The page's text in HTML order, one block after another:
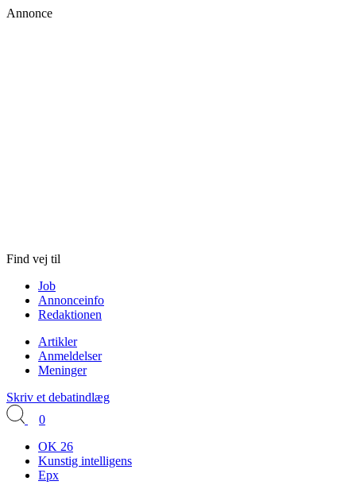
Annonce
Find vej til
Job
Annonceinfo
Redaktionen
Artikler
Anmeldelser
Meninger
Skriv et debatindlæg
0
OK 26
Kunstig intelligens
Epx